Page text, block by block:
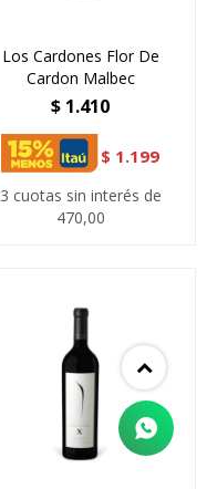
Los Cardones Flor De
Cardon Malbec
$ 1.410
$ 1.199
3 cuotas sin interés de
470,00